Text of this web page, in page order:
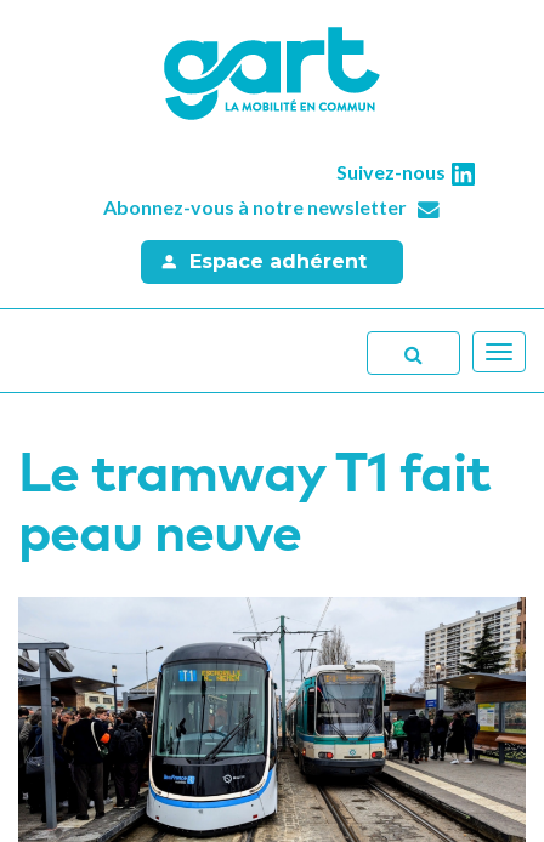
Suivez-nous
Abonnez-vous à notre newsletter
Espace adhérent
Le tramway T1 fait
peau neuve